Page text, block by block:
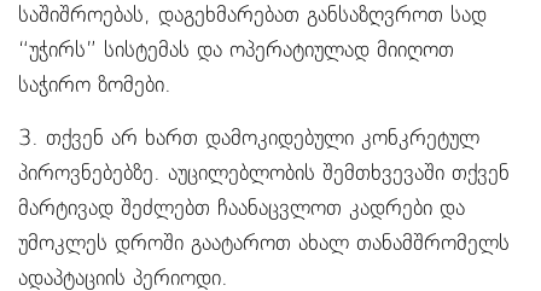
საშიშროებას, დაგეხმარებათ განსაზღვროთ სად
“უჭირს” სისტემას და ოპერატიულად მიიღოთ
საჭირო ზომები.
3. თქვენ არ ხართ დამოკიდებული კონკრეტულ
პიროვნებებზე. აუცილებლობის შემთხვევაში თქვენ
მარტივად შეძლებთ ჩაანაცვლოთ კადრები და
უმოკლეს დროში გაატაროთ ახალ თანამშრომელს
ადაპტაციის პერიოდი.